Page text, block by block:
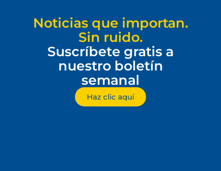
Noticias que importan.
Sin ruido.
Suscríbete gratis a
nuestro boletín
semanal
Haz clic aquí